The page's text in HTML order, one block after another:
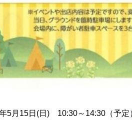
年5月15日(日) 10:30～14:30（予定